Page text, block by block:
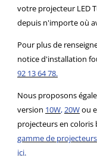
votre projecteur LED
depuis n'importe où
Pour plus de
notice d'installation
92 13 64 78.
Nous proposons
version 10W,20Wou
projecteurs en coloris
gamme de
ici.